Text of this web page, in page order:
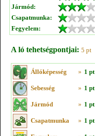
Jármód:
Csapatmunka:
Fegyelem:
A ló tehetségpontjai: 5 pt
Állóképesség » 1 pt
Sebesség » 1 pt
Jármód » 1 pt
Csapatmunka » 1 pt